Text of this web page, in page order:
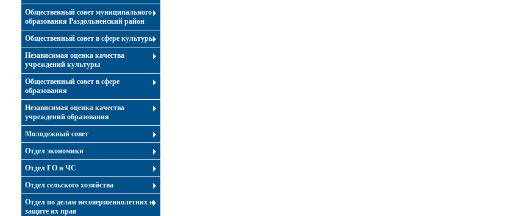
Общественный совет муниципального
образования Раздольненский район
Общественный совет в сфере культуры
Независимая оценка качества
учреждений культуры
Общественный совет в сфере
образования
Независимая оценка качества
учреждений образования
Молодежный совет
Отдел экономики
Отдел ГО и ЧС
Отдел сельского хозяйства
Отдел по делам несовершеннолетних и
защите их прав